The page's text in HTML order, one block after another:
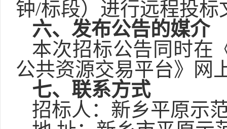
钟/标段）进行远程投标
六、发布公告的媒介
本次招标公告同时在
公共资源交易平台》网
七、联系方式
招标人：新乡平原示